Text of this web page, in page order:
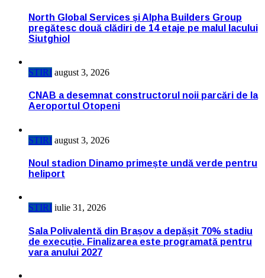
North Global Services și Alpha Builders Group
pregătesc două clădiri de 14 etaje pe malul lacului
Siutghiol
STIRI august 3, 2026
CNAB a desemnat constructorul noii parcări de la
Aeroportul Otopeni
STIRI august 3, 2026
Noul stadion Dinamo primește undă verde pentru
heliport
STIRI iulie 31, 2026
Sala Polivalentă din Brașov a depășit 70% stadiu
de execuție. Finalizarea este programată pentru
vara anului 2027